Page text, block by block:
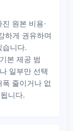
원본 비용·
하게 권유하며
습니다.​
본 제공 범
일부만 선택
줄이거나 없
니다.